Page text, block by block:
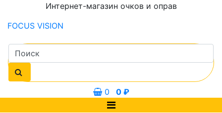
Интернет-магазин очков и оправ
FOCUS VISION
0 0 ₽